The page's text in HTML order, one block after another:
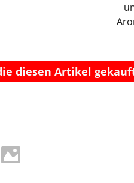
diesen Artikel